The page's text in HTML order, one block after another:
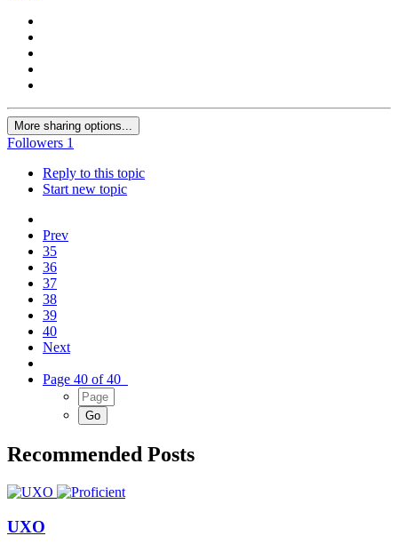
More sharing options...
Followers 1
Reply to this topic
Start new topic
Prev
35
36
37
38
39
40
Next
Page 40 of 40
Recommended Posts
UXO